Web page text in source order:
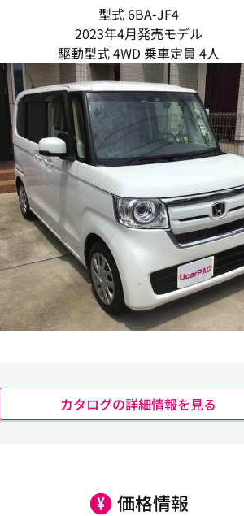
型式 6BA-JF4
2023年4月発売モデル
駆動型式 4WD 乗車定員 4人
カタログの詳細情報を見る
価格情報